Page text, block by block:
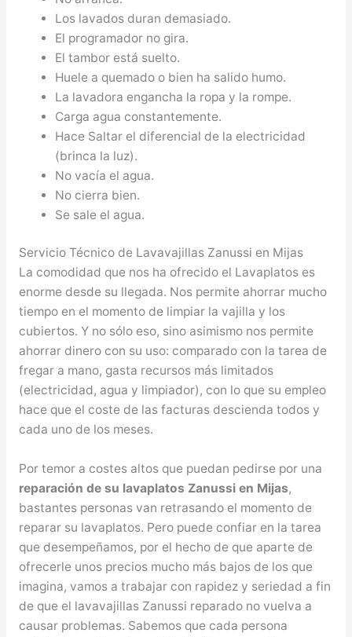
Los lavados duran demasiado.
El programador no gira.
El tambor está suelto.
Huele a quemado o bien ha salido humo.
La lavadora engancha la ropa y la rompe.
Carga agua constantemente.
Hace Saltar el diferencial de la electricidad
(brinca la luz).
No vacía el agua.
No cierra bien.
Se sale el agua.
Servicio Técnico de Lavavajillas Zanussi en Mijas
La comodidad que nos ha ofrecido el Lavaplatos es
enorme desde su llegada. Nos permite ahorrar mucho
tiempo en el momento de limpiar la vajilla y los
cubiertos. Y no sólo eso, sino asimismo nos permite
ahorrar dinero con su uso: comparado con la tarea de
fregar a mano, gasta recursos más limitados
(electricidad, agua y limpiador), con lo que su empleo
hace que el coste de las facturas descienda todos y
cada uno de los meses.
Por temor a costes altos que puedan pedirse por una
reparación de su lavaplatos Zanussi en Mijas,
bastantes personas van retrasando el momento de
reparar su lavaplatos. Pero puede confiar en la tarea
que desempeñamos, por el hecho de que aparte de
ofrecerle unos precios mucho más bajos de los que
imagina, vamos a trabajar con rapidez y seriedad a fin
de que el lavavajillas Zanussi reparado no vuelva a
causar problemas. Sabemos que cada persona